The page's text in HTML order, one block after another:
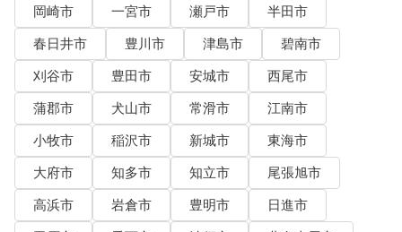
岡崎市
一宮市 瀬戸市
半田市
春日井市
豊川市 津島市
碧南市
刈谷市
豊田市 安城市
西尾市
蒲郡市
犬山市 常滑市
江南市
小牧市
稲沢市 新城市
東海市
大府市
知多市 知立市
尾張旭市
高浜市
岩倉市 豊明市
日進市